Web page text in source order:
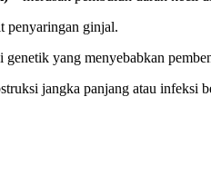
penyaringan ginjal.
genetik yang menyebabkan
jangka panjang atau infeksi